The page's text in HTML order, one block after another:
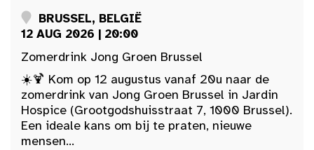
BRUSSEL, BELGIË
12 AUG 2026 | 20:00
Zomerdrink Jong Groen Brussel
☀️🍹 Kom op 12 augustus vanaf 20u naar de
zomerdrink van Jong Groen Brussel in Jardin
Hospice (Grootgodshuisstraat 7, 1000 Brussel).
Een ideale kans om bij te praten, nieuwe
mensen...